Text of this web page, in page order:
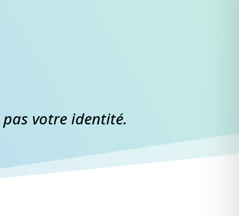
votre identité.